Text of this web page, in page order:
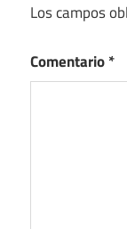
Los campos
Comentario*